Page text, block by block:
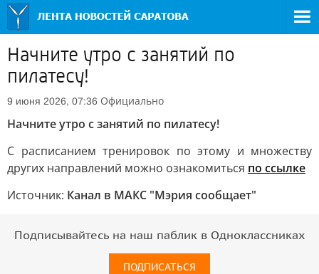
Начните утро с занятий по
пилатесу!
9 июня 2026, 07:36 Официально
Начните утро с занятий по пилатесу!
С расписанием тренировок по этому и множеству
других направлений можно ознакомиться по ссылке
Источник: Канал в МАКС "Мэрия сообщает"
Подписывайтесь на наш паблик в Одноклассниках
ПОДПИСАТЬСЯ